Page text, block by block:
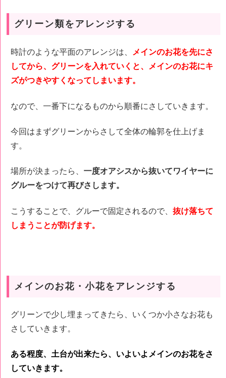
グリーン類をアレンジする
時計のような平面のアレンジは、
メインのお花を先にさ
してから、グリーンを入れていくと、メインのお花にキ
ズがつきやすくなってしまいます。
なので、一番下になるものから順番にさしていきます。
今回はまずグリーンからさして全体の輪郭を仕上げま
す。
場所が決まったら、 一度オアシスから抜いてワイヤーに
グルーをつけて再びさします。
こうすることで、グルーで固定されるので、 抜け落ちて
しまうことが防げます。
メインのお花・小花をアレンジする
グリーンで少し埋まってきたら、いくつか小さなお花も
さしていきます。
ある程度、土台が出来たら、いよいよメインのお花をさ
していきます。